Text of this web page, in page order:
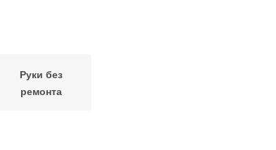
Руки без
ремонта